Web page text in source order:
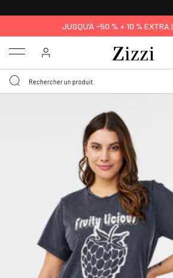
JUSQU’À -50 % + 10 % EXTRA |
Menu